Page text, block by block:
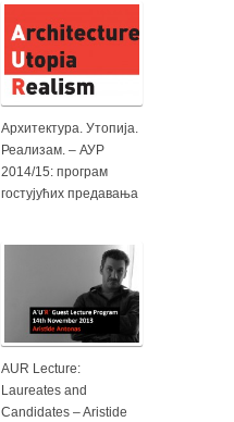
Архитектура. Утопија.
Реализам. – АУР
2014/15: програм
гостујућих предавања
AUR Lecture:
Laureates and
Candidates – Aristide